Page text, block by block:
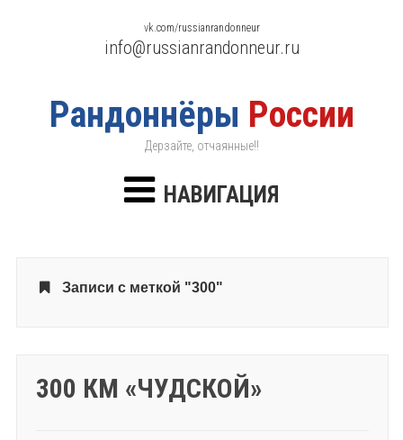
Рандоннёры России
Дерзайте, отчаянные!!
vk.com/russianrandonneur
info@russianrandonneur.ru
НАВИГАЦИЯ
Записи с меткой "300"
300 КМ «ЧУДСКОЙ»